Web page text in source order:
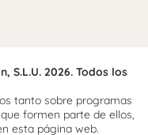
S.L.U. 2026. Todos los
tanto sobre programas
formen parte de ellos,
esta página web.